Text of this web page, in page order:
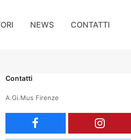
NEWS CONTATTI
Contatti
A.Gi.Mus Firenze
I